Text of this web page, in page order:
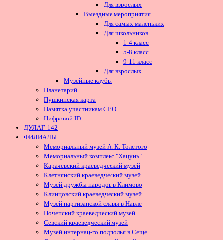
Для взрослых
Выездные мероприятия
Для самых маленьких
Для школьников
1-4 класс
5-8 класс
9-11 класс
Для взрослых
Музейные клубы
Планетарий
Пушкинская карта
Памятка участникам СВО
Цифровой ID
ДУЛАГ-142
ФИЛИАЛЫ
Мемориальный музей А. К. Толстого
Мемориальный комплекс "Хацунь"
Карачевский краеведческий музей
Клетнянский краеведческий музей
Музей дружбы народов в Климово
Клинцовский краеведческий музей
Музей партизанской славы в Навле
Почепский краеведческий музей
Севский краеведческий музей
Музей интернац-го подполья в Сеще